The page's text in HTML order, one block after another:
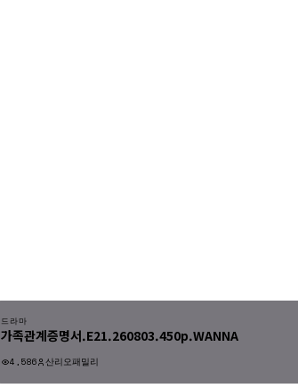
드라마
가족관계증명서.E21.260803.450p.WANNA
4,586 산리오패밀리